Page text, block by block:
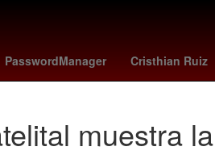
PasswordManager Cristhian Ruiz
jonathan perez chivas México Agresión
muestra la